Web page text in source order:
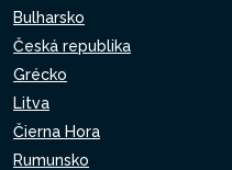
Bulharsko
Česká republika
Grécko
Litva
Čierna Hora
Rumunsko